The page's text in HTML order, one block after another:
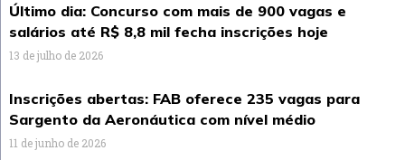
Último dia: Concurso com mais de 900 vagas e
salários até R$ 8,8 mil fecha inscrições hoje
13 de julho de 2026
Inscrições abertas: FAB oferece 235 vagas para
Sargento da Aeronáutica com nível médio
11 de junho de 2026